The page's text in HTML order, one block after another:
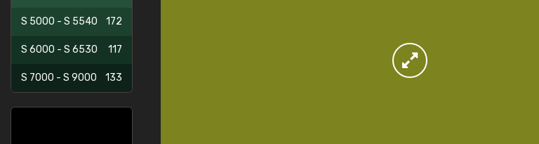
S 5000 - S 5540 172
S 6000 - S 6530 117
S 7000 - S 9000 133